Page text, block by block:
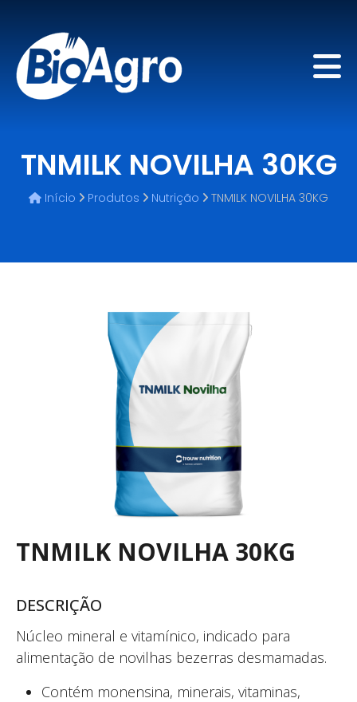
TNMILK NOVILHA 30KG
Início Produtos Nutrição TNMILK NOVILHA 30KG
TNMILK NOVILHA 30KG
DESCRIÇÃO
Núcleo mineral e vitamínico, indicado para
alimentação de novilhas bezerras desmamadas.
Contém monensina, minerais, vitaminas,